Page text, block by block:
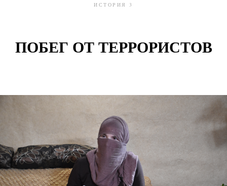
ИСТОРИЯ 3
ПОБЕГ ОТ ТЕРРОРИСТОВ